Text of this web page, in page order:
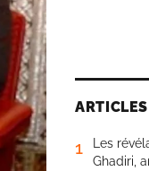
1
Les
Ghadiri,